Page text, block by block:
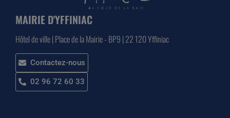
MAIRIE D'YFFINIAC
Hôtel de ville | Place de la Mairie - BP9 | 22 120 Yffiniac
Contactez-nous
02 96 72 60 33